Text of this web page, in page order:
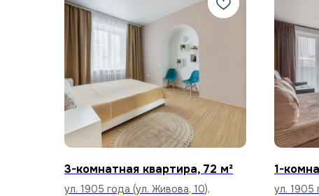
3-комнатная квартира, 72 м²
ул. 1905 года (ул. Живова, 10),
1-
ул. 1905